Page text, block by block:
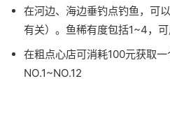
在河边、海边垂钓点钓鱼，可
有关）。鱼稀有度包括1~4，可
在粗点心店可消耗100元获取
NO.1~NO.12